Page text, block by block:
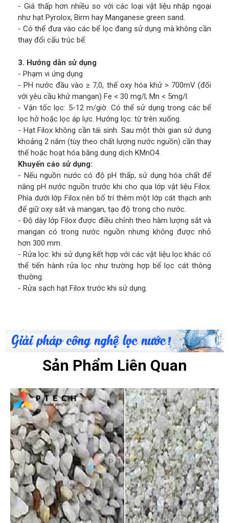
- Giá thấp hơn nhiều so với các loại vật liệu nhập ngoại
như hạt Pyrolox, Birm hay Manganese green sand.
- Có thể đưa vào các bể lọc đang sử dụng mà không cần
thay đổi cấu trúc bể.
3. Hướng dẫn sử dụng
- Phạm vi ứng dụng
- PH nước đầu vào ≥ 7,0, thế oxy hóa khử > 700mV (đối
với yêu cầu khử mangan) Fe < 30 mg/l; Mn < 5mg/l.
- Vận tốc lọc: 5-12 m/giờ. Có thể sử dụng trong các bể
lọc hở hoặc lọc áp lực. Hướng lọc: từ trên xuống.
- Hạt Filox không cần tái sinh. Sau một thời gian sử dụng
khoảng 2 năm (tùy theo chất lượng nước nguồn) cần thay
thế hoặc hoạt hóa bằng dung dịch KMnO4.
Khuyến cáo sử dụng:
- Nếu nguồn nước có độ pH thấp, sử dụng hóa chất để
nâng pH nước nguồn trước khi cho qua lớp vật liệu Filox.
Phía dưới lớp Filox nên bố trí thêm một lớp cát thạch anh
để giữ oxy sắt và mangan, tạo độ trong cho nước.
- Độ dày lớp Filox được điều chỉnh theo hàm lượng sắt và
mangan có trong nước nguồn nhưng không được nhỏ
hơn 300 mm.
- Rửa lọc: khi sử dụng kết hợp với các vật liệu lọc khác có
thể tiến hành rửa lọc như trường hợp bể lọc cát thông
thường.
- Rửa sạch hạt Filox trước khi sử dụng.
Sản Phẩm Liên Quan